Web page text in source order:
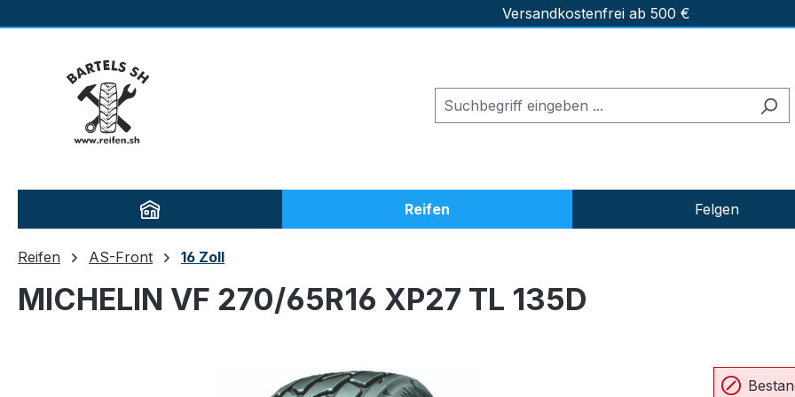
Versandkostenfrei ab 500 €
Reifen Felgen
Reifen AS-Front 16 Zoll
MICHELIN VF 270/65R16 XP27 TL 135D